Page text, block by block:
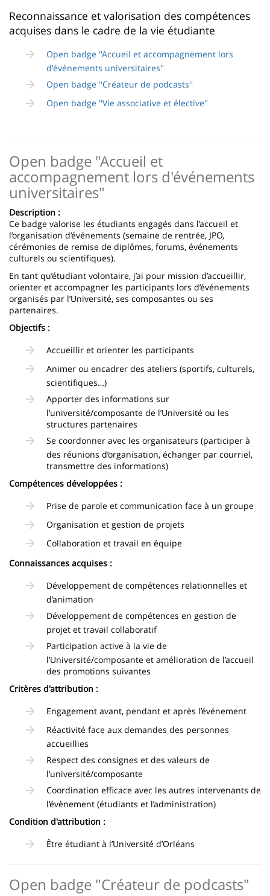
content
page
Contenu
de
page
principale
Reconnaissance et valorisation des compétences
acquises dans le cadre de la vie étudiante
Open badge ''Accueil et accompagnement lors
d'événements universitaires''
Open badge ''Créateur de podcasts''
Open badge ''Vie associative et élective''
Open badge "Accueil et
accompagnement lors d'événements
universitaires"
Description :
Ce badge valorise les étudiants engagés dans l’accueil et
l’organisation d’événements (semaine de rentrée, JPO,
cérémonies de remise de diplômes, forums, événements
culturels ou scientifiques).
En tant qu’étudiant volontaire, j’ai pour mission d’accueillir,
orienter et accompagner les participants lors d’événements
organisés par l’Université, ses composantes ou ses
partenaires.
Objectifs :
Accueillir et orienter les participants
Animer ou encadrer des ateliers (sportifs, culturels,
scientifiques…)
Apporter des informations sur
l’université/composante de l’Université ou les
structures partenaires
Se coordonner avec les organisateurs (participer à
des réunions d’organisation, échanger par courriel,
transmettre des informations)
Compétences développées :
Prise de parole et communication face à un groupe
Organisation et gestion de projets
Collaboration et travail en équipe
Connaissances acquises :
Développement de compétences relationnelles et
d’animation
Développement de compétences en gestion de
projet et travail collaboratif
Participation active à la vie de
l’Université/composante et amélioration de l’accueil
des promotions suivantes
Critères d'attribution :
Engagement avant, pendant et après l’événement
Réactivité face aux demandes des personnes
accueillies
Respect des consignes et des valeurs de
l’université/composante
Coordination efficace avec les autres intervenants de
l’évènement (étudiants et l’administration)
Condition d'attribution :
Être étudiant à l’Université d’Orléans
Open badge "Créateur de podcasts"